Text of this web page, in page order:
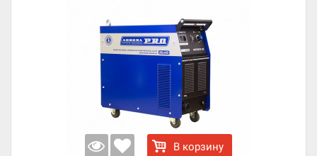
В корзину